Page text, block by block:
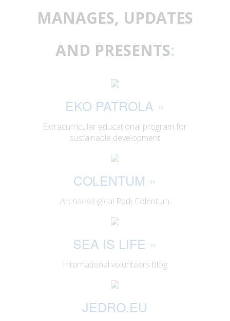
MANAGES, UPDATES
AND PRESENTS:
EKO PATROLA »
Extracurricular educational program for
sustainable development
COLENTUM »
Archaeological Park Colentum
SEA IS LIFE »
International volunteers blog
JEDRO.EU